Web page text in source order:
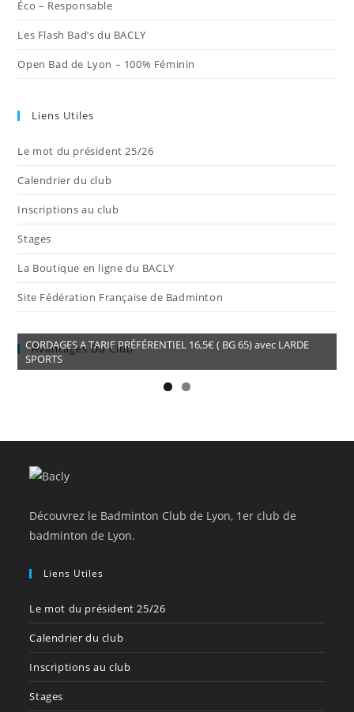
Éco – Responsable
Les Flash Bad’s du BACLY
Open Bad de Lyon – 100% Féminin
Liens Utiles
Le mot du président 25/26
Calendrier du club
Inscriptions au club
Stages
La Boutique en ligne du BACLY
Site Fédération Française de Badminton
Avantages Du Club
CORDAGES A TARIF PRÉFÉRENTIEL 16,5€ ( BG 65) avec LARDE
SPORTS
Découvrez le Badminton Club de Lyon, 1er club de
badminton de Lyon.
Liens Utiles
Le mot du président 25/26
Calendrier du club
Inscriptions au club
Stages